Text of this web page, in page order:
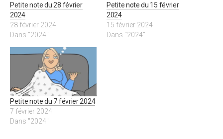
Petite note du 28 février
2024
28 février 2024
Dans "2024"
Petite note du 15 février
2024
15 février 2024
Dans "2024"
Petite note du 7 février 2024
7 février 2024
Dans "2024"